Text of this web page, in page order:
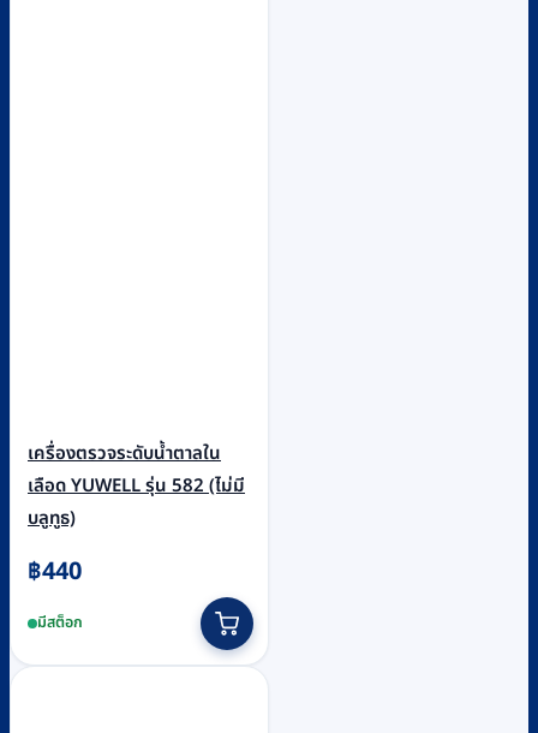
เครื่องตรวจระดับน้ำตาลใน
เลือด YUWELL รุ่น 582 (ไม่มี
บลูทูธ)
฿440
มีสต็อก